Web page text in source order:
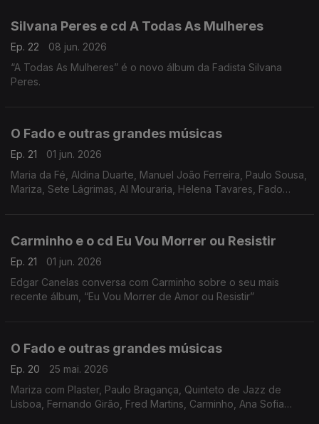
Silvana Peres e cd A Todas As Mulheres
Ep. 22
08 jun. 2026
“A Todas As Mulheres” é o novo álbum da Fadista Silvana
Peres.
O Fado e outras grandes músicas
Ep. 21
01 jun. 2026
Maria da Fé, Aldina Duarte, Manuel João Ferreira, Paulo Sousa,
Mariza, Sete Lágrimas, Al Mouraria, Helena Tavares, Fado
Carminho e o cd Eu Vou Morrer ou Resistir
Ep. 21
01 jun. 2026
Edgar Canelas conversa com Carminho sobre o seu mais
recente álbum, “Eu Vou Morrer de Amor ou Resistir”
O Fado e outras grandes músicas
Ep. 20
25 mai. 2026
Mariza com Plaster, Paulo Bragança, Quinteto de Jazz de
Lisboa, Fernando Girão, Fred Martins, Carminho, Ana Sofia